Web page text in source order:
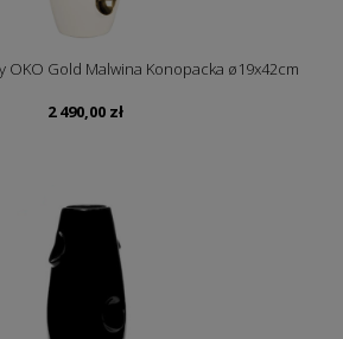
Gold Malwina Konopacka ø19x42cm
2 490,00 zł